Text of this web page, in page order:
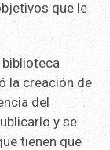
que le
la creación de
del
y se
tienen que